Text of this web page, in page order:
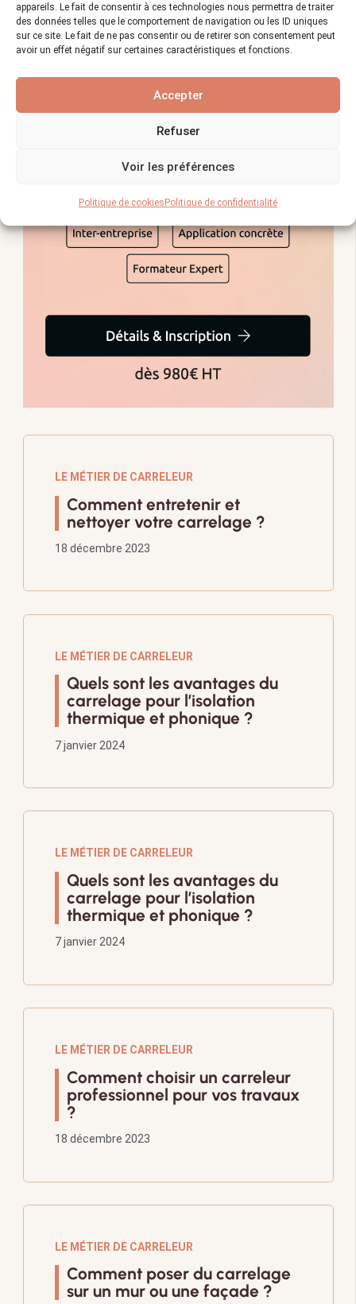
appareils. Le fait de consentir à ces technologies nous permettra de traiter
des données telles que le comportement de navigation ou les ID uniques
sur ce site. Le fait de ne pas consentir ou de retirer son consentement peut
avoir un effet négatif sur certaines caractéristiques et fonctions.
Accepter
Refuser
Voir les préférences
Politique de cookies Politique de confidentialité
LE MÉTIER DE CARRELEUR
Comment entretenir et
nettoyer votre carrelage ?
18 décembre 2023
LE MÉTIER DE CARRELEUR
Quels sont les avantages du
carrelage pour l’isolation
thermique et phonique ?
7 janvier 2024
LE MÉTIER DE CARRELEUR
Quels sont les avantages du
carrelage pour l’isolation
thermique et phonique ?
7 janvier 2024
LE MÉTIER DE CARRELEUR
Comment choisir un carreleur
professionnel pour vos travaux
?
18 décembre 2023
LE MÉTIER DE CARRELEUR
Comment poser du carrelage
sur un mur ou une façade ?